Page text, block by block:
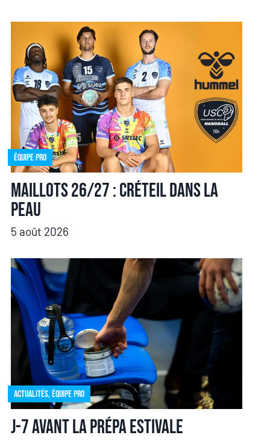
Équipe pro
Maillots 26/27 : Créteil dans la
peau
5 août 2026
Actualités,Équipe pro
J-7 avant la prépa estivale